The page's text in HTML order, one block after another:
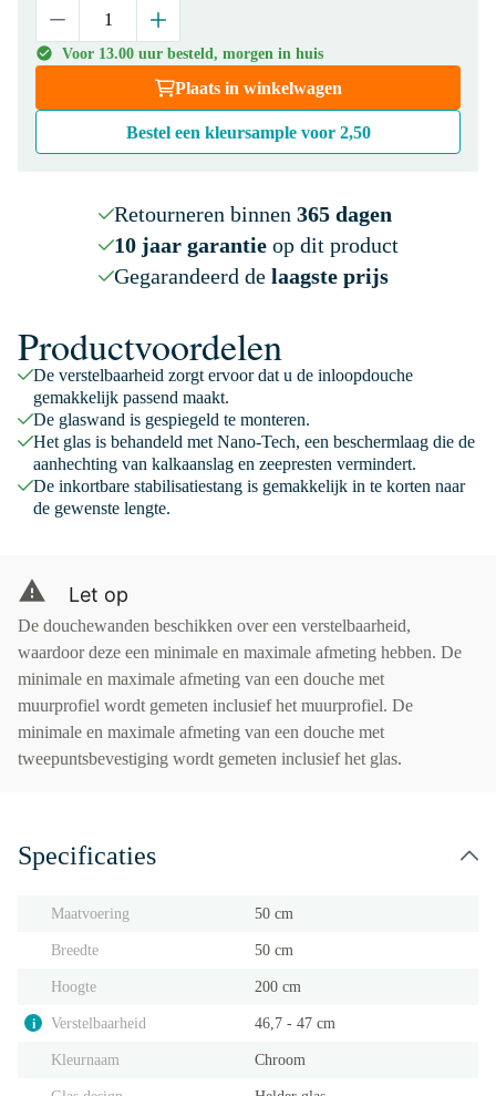
Voor 13.00 uur besteld, morgen in huis
Plaats in winkelwagen
Bestel een kleursample voor 2,50
Retourneren binnen 365 dagen
10 jaar garantieop dit product
Gegarandeerd de laagste prijs
Productvoordelen
De verstelbaarheid zorgt ervoor dat u de inloopdouche
gemakkelijk passend maakt.
De glaswand is gespiegeld te monteren.
Het glas is behandeld met Nano-Tech, een beschermlaag die de
aanhechting van kalkaanslag en zeepresten vermindert.
De inkortbare stabilisatiestang is gemakkelijk in te korten naar
de gewenste lengte.
Let op
De douchewanden beschikken over een verstelbaarheid,
waardoor deze een minimale en maximale afmeting hebben. De
minimale en maximale afmeting van een douche met
muurprofiel wordt gemeten inclusief het muurprofiel. De
minimale en maximale afmeting van een douche met
tweepuntsbevestiging wordt gemeten inclusief het glas.
Specificaties
Maatvoering 50 cm
Breedte 50 cm
Hoogte 200 cm
i Verstelbaarheid 46,7 - 47 cm
Kleurnaam Chroom